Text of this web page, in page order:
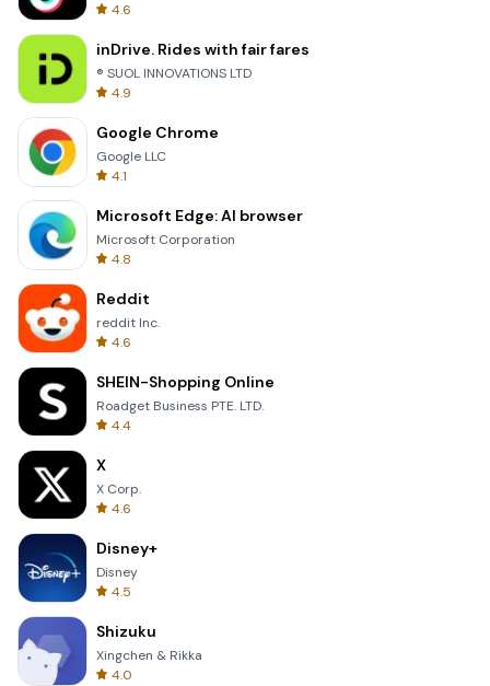
4.6
inDrive. Rides with fair fares
® SUOL INNOVATIONS LTD
4.9
Google Chrome
Google LLC
4.1
Microsoft Edge: AI browser
Microsoft Corporation
4.8
Reddit
reddit Inc.
4.6
SHEIN-Shopping Online
Roadget Business PTE. LTD.
4.4
X
X Corp.
4.6
Disney+
Disney
4.5
Shizuku
Xingchen & Rikka
4.0